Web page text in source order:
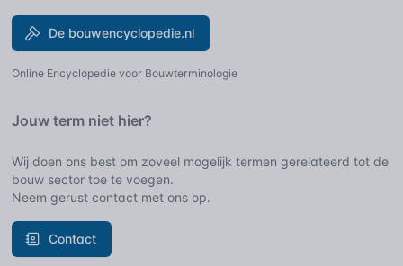
De bouwencyclopedie.nl
Online Encyclopedie voor Bouwterminologie
Jouw term niet hier?
Wij doen ons best om zoveel mogelijk termen gerelateerd tot de
bouw sector toe te voegen.
Neem gerust contact met ons op.
Contact